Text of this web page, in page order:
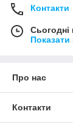
Контакти
Сьогодні
Показати
Про нас
Контакти